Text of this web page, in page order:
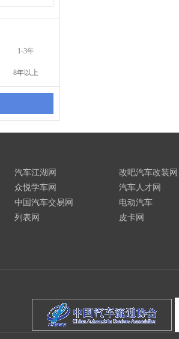
1-3年
8年以上
汽车江湖网
众悦学车网
中国汽车交易网
列表网
改吧汽车改装网
汽车人才网
电动汽车
皮卡网